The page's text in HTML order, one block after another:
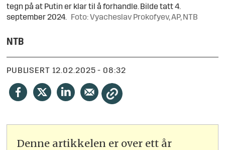
tegn på at Putin er klar til å forhandle. Bilde tatt 4.
september 2024.
Foto: Vyacheslav Prokofyev, AP, NTB
NTB
PUBLISERT 12.02.2025 - 08:32
Denne artikkelen er over ett år